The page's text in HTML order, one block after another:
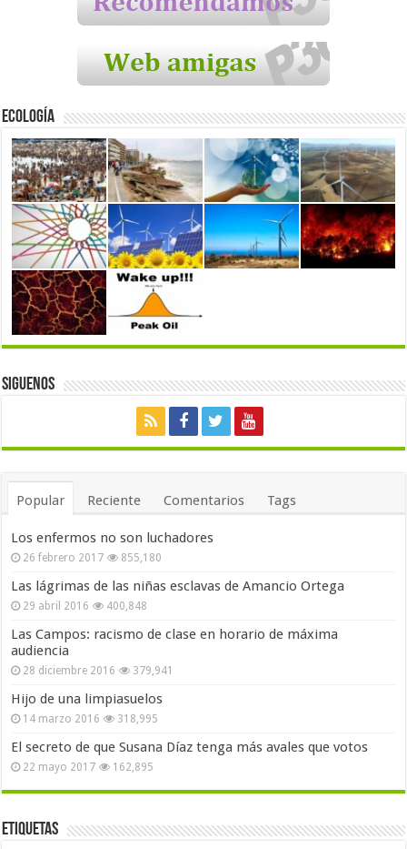
Ecología
Siguenos
Popular Reciente Comentarios Tags
Los enfermos no son luchadores
26 febrero 2017 855,180
Las lágrimas de las niñas esclavas de Amancio Ortega
29 abril 2016 400,848
Las Campos: racismo de clase en horario de máxima
audiencia
28 diciembre 2016 379,941
Hijo de una limpiasuelos
14 marzo 2016 318,995
El secreto de que Susana Díaz tenga más avales que votos
22 mayo 2017 162,895
Etiquetas